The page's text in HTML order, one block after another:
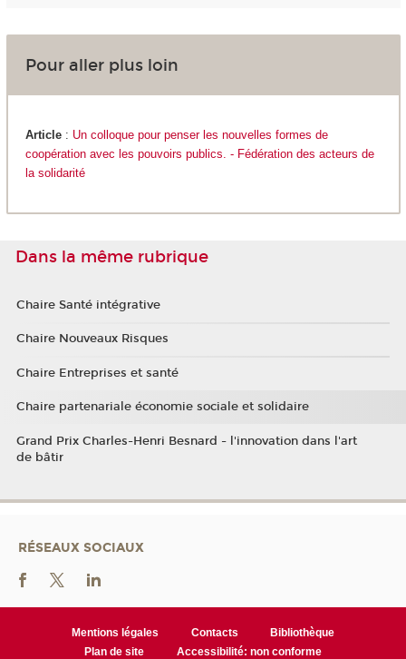
Pour aller plus loin
Article : Un colloque pour penser les nouvelles formes de
coopération avec les pouvoirs publics. - Fédération des acteurs de
la solidarité
Dans la même rubrique
Chaire Santé intégrative
Chaire Nouveaux Risques
Chaire Entreprises et santé
Chaire partenariale économie sociale et solidaire
Grand Prix Charles-Henri Besnard - l'innovation dans l'art
de bâtir
RÉSEAUX SOCIAUX
Mentions légales Contacts
Bibliothèque
Plan de site
Accessibilité: non conforme